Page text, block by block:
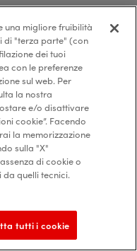
marin
pratica
vita
di noi.
salute della
una migliore fruibilità
di "terza parte" (con
dei tuoi
con le preferenze
sul web. Per
la nostra
e/o disattivare
cookie”. Facendo
la memorizzazione
sulla "X"
di cookie o
quelli tecnici.
tutti i cookie